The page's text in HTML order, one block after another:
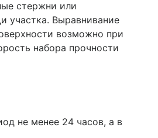
стержни или
участка. Выравнивание
возможно при
набора прочности
не менее 24 часов, а в